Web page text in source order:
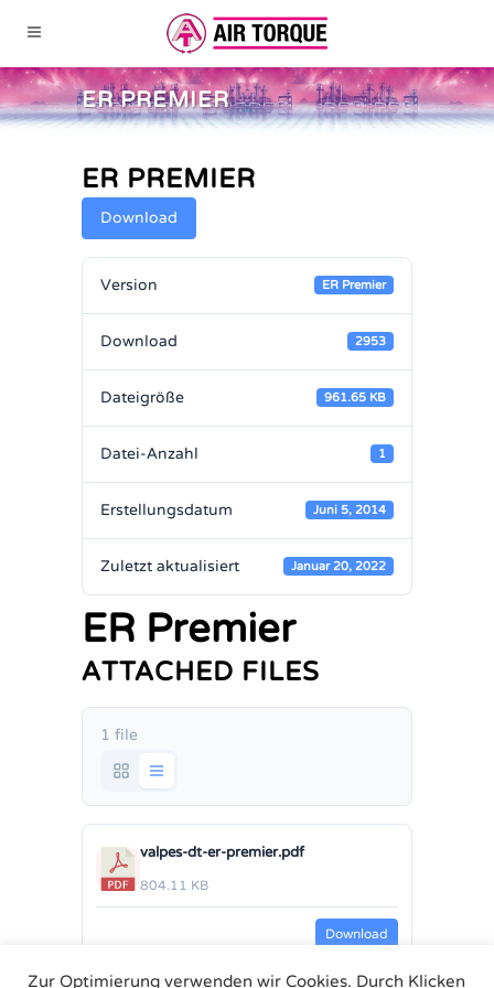
ER PREMIER
ER PREMIER
Download
Version ER Premier
Download 2953
Dateigröße 961.65 KB
Datei-Anzahl 1
Erstellungsdatum Juni 5, 2014
Zuletzt aktualisiert Januar 20, 2022
ER Premier
ATTACHED FILES
1 file
valpes-dt-er-premier.pdf
804.11 KB
Download
Zur Optimierung verwenden wir Cookies. Durch Klicken